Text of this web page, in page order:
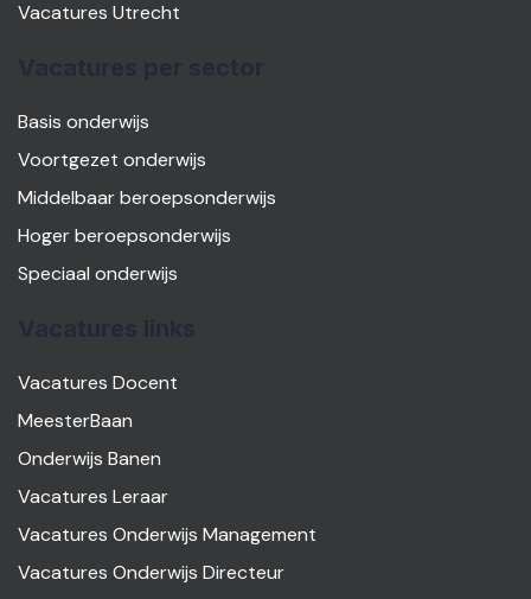
Vacatures Utrecht
Basis onderwijs
Voortgezet onderwijs
Middelbaar beroepsonderwijs
Hoger beroepsonderwijs
Speciaal onderwijs
Vacatures Docent
MeesterBaan
Onderwijs Banen
Vacatures Leraar
Vacatures Onderwijs Management
Vacatures Onderwijs Directeur